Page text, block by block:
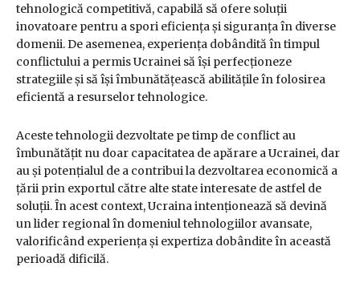
tehnologică competitivă, capabilă să ofere soluții
inovatoare pentru a spori eficiența și siguranța în diverse
domenii. De asemenea, experiența dobândită în timpul
conflictului a permis Ucrainei să își perfecționeze
strategiile și să își îmbunătățească abilitățile în folosirea
eficientă a resurselor tehnologice.
Aceste tehnologii dezvoltate pe timp de conflict au
îmbunătățit nu doar capacitatea de apărare a Ucrainei, dar
au și potențialul de a contribui la dezvoltarea economică a
țării prin exportul către alte state interesate de astfel de
soluții. În acest context, Ucraina intenționează să devină
un lider regional în domeniul tehnologiilor avansate,
valorificând experiența și expertiza dobândite în această
perioadă dificilă.